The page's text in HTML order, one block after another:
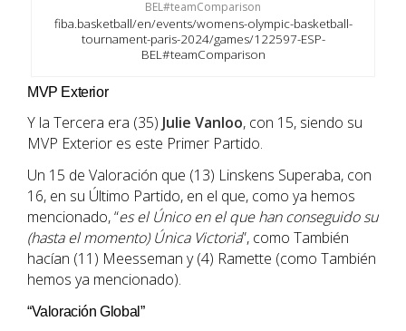
fiba.basketball/en/events/womens-olympic-basketball-
tournament-paris-2024/games/122597-ESP-
BEL#teamComparison
MVP Exterior
Y la Tercera era (35) Julie Vanloo, con 15, siendo su
MVP Exterior es este Primer Partido.
Un 15 de Valoración que (13) Linskens Superaba, con
16, en su Último Partido, en el que, como ya hemos
mencionado, “es el Único en el que han conseguido su
(hasta el momento) Única Victoria”, como También
hacían (11) Meesseman y (4) Ramette (como También
hemos ya mencionado).
“Valoración Global”